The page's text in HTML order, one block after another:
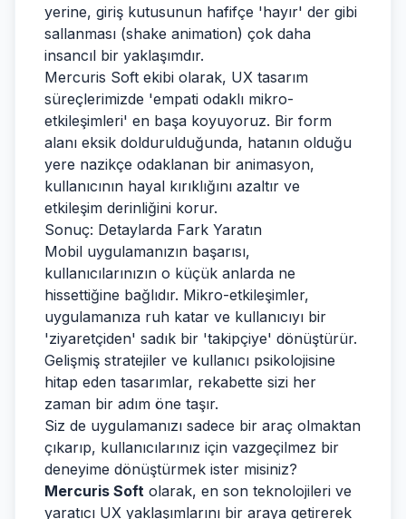
yerine, giriş kutusunun hafifçe 'hayır' der gibi
sallanması (shake animation) çok daha
insancıl bir yaklaşımdır.
Mercuris Soft ekibi olarak, UX tasarım
süreçlerimizde 'empati odaklı mikro-
etkileşimleri' en başa koyuyoruz. Bir form
alanı eksik doldurulduğunda, hatanın olduğu
yere nazikçe odaklanan bir animasyon,
kullanıcının hayal kırıklığını azaltır ve
etkileşim derinliğini korur.
Sonuç: Detaylarda Fark Yaratın
Mobil uygulamanızın başarısı,
kullanıcılarınızın o küçük anlarda ne
hissettiğine bağlıdır. Mikro-etkileşimler,
uygulamanıza ruh katar ve kullanıcıyı bir
'ziyaretçiden' sadık bir 'takipçiye' dönüştürür.
Gelişmiş stratejiler ve kullanıcı psikolojisine
hitap eden tasarımlar, rekabette sizi her
zaman bir adım öne taşır.
Siz de uygulamanızı sadece bir araç olmaktan
çıkarıp, kullanıcılarınız için vazgeçilmez bir
deneyime dönüştürmek ister misiniz?
Mercuris Soft olarak, en son teknolojileri ve
yaratıcı UX yaklaşımlarını bir araya getirerek